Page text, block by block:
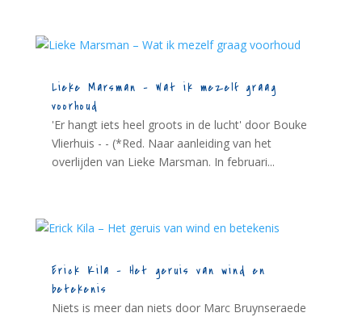
Lieke Marsman – Wat ik mezelf graag
voorhoud
'Er hangt iets heel groots in de lucht' door Bouke
Vlierhuis - - (*Red. Naar aanleiding van het
overlijden van Lieke Marsman. In februari...
Erick Kila – Het geruis van wind en
betekenis
Niets is meer dan niets door Marc Bruynseraede